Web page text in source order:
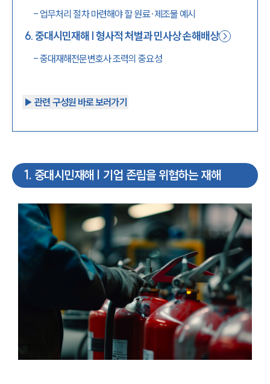
- 업무처리 절차 마련해야 할 원료·제조물 예시
6.중대시민재해 | 형사적 처벌과 민사상 손해배상
-중대재해전문변호사 조력의 중요성
▶︎ 관련 구성원 바로 보러가기
1 . 중대시민재해 | 기업 존립을 위협하는 재해